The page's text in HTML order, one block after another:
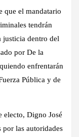
que el mandatario
tendrán
justicia dentro del
por De la
enfrentarán
Pública y de
electo, Digno José
las autoridades